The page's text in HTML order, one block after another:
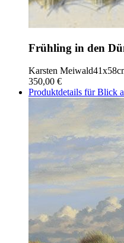
Frühling in den
Karsten Meiwald
350,00 €
Produktdetails für Blick